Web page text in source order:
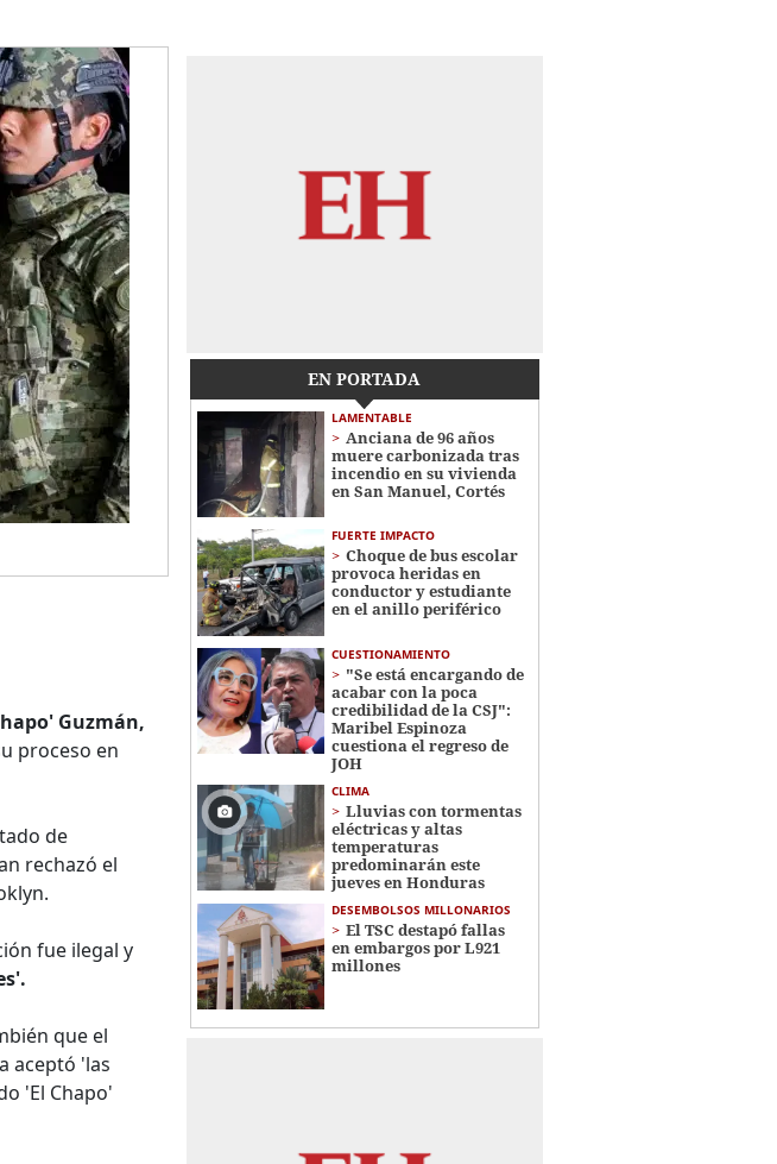
Guzmán,
proceso en
de
rechazó el
fue ilegal y
que el
aceptó 'las
'El Chapo'
EN PORTADA
LAMENTABLE
Anciana de 96 años
muere carbonizada tras
incendio en su vivienda
en San Manuel, Cortés
FUERTE IMPACTO
Choque de bus escolar
provoca heridas en
conductor y estudiante
en el anillo periférico
CUESTIONAMIENTO
"Se está encargando de
acabar con la poca
credibilidad de la CSJ":
Maribel Espinoza
cuestiona el regreso de
JOH
CLIMA
Lluvias con tormentas
eléctricas y altas
temperaturas
predominarán este
jueves en Honduras
DESEMBOLSOS MILLONARIOS
El TSC destapó fallas
en embargos por L921
millones